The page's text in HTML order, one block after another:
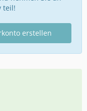
teil!
erstellen